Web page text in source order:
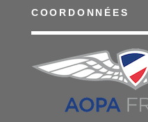
COORDONNÉES